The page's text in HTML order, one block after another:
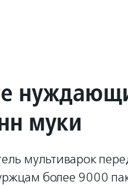
муки
мультиварок
более 9000